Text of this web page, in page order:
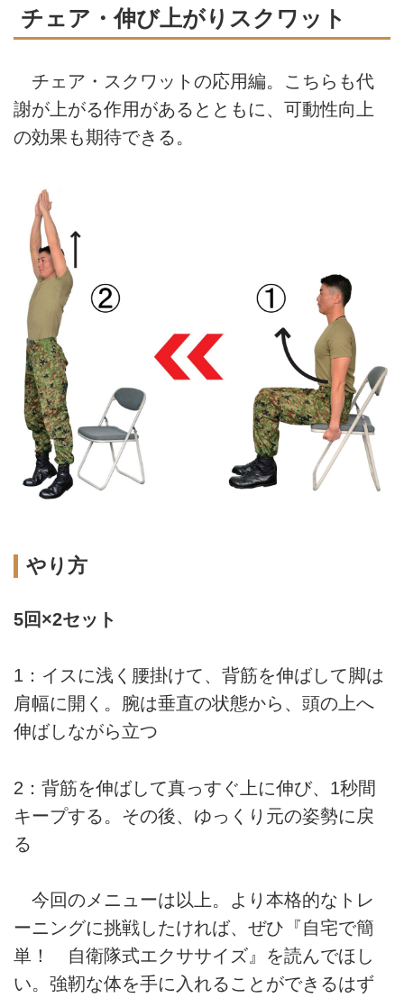
チェア・伸び上がりスクワット
チェア・スクワットの応用編。こちらも代
謝が上がる作用があるとともに、可動性向上
の効果も期待できる。
やり方
5回×2セット
1：イスに浅く腰掛けて、背筋を伸ばして脚は
肩幅に開く。腕は垂直の状態から、頭の上へ
伸ばしながら立つ
2：背筋を伸ばして真っすぐ上に伸び、1秒間
キープする。その後、ゆっくり元の姿勢に戻
る
今回のメニューは以上。より本格的なトレ
ーニングに挑戦したければ、ぜひ『自宅で簡
単！ 自衛隊式エクササイズ』を読んでほし
い。強靭な体を手に入れることができるはず